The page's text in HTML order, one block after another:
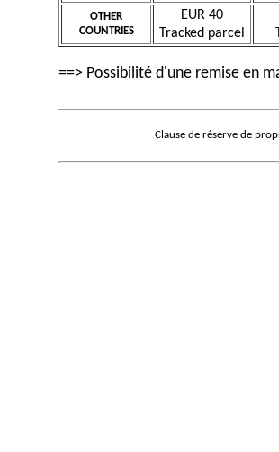
OTHER
COUNTRIES
EUR 40
Tracked parcel
==> Possibilité d'une remise en
Clause de réserve de